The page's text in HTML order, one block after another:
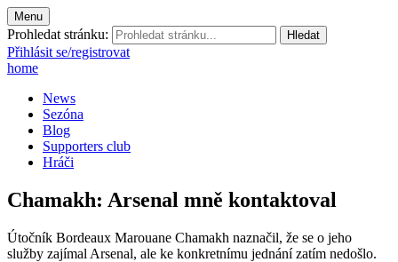
Menu
Prohledat stránku:
Přihlásit se/registrovat
home
News
Sezóna
Blog
Supporters club
Hráči
Chamakh: Arsenal mně kontaktoval
Útočník Bordeaux Marouane Chamakh naznačil, že se o jeho
služby zajímal Arsenal, ale ke konkretnímu jednání zatím nedošlo.